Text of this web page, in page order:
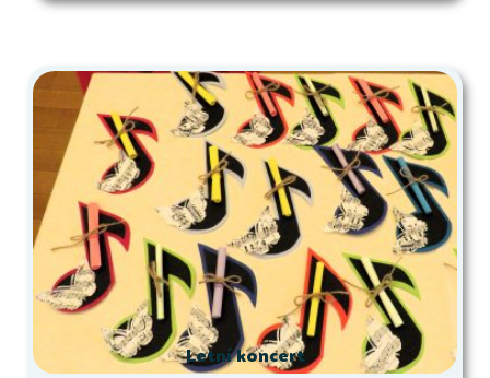
Letní koncert